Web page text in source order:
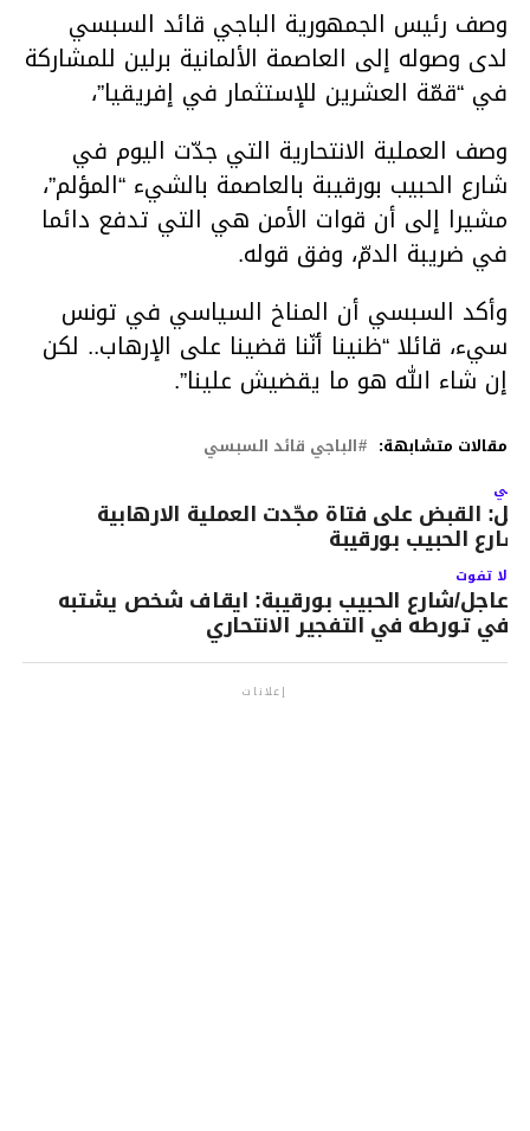
وصف رئيس الجمهورية الباجي قائد السبسي
لدى وصوله إلى العاصمة الألمانية برلين للمشاركة
في “قمّة العشرين للإستثمار في إفريقيا”،
وصف العملية الانتحارية التي جدّت اليوم في
شارع الحبيب بورقيبة بالعاصمة بالشيء “المؤلم”،
مشيرا إلى أن قوات الأمن هي التي تدفع دائما
في ضريبة الدمّ، وفق قوله.
وأكد السبسي أن المناخ السياسي في تونس
سيء، قائلا “ظنينا أنّنا قضينا على الإرهاب.. لكن
إن شاء الله هو ما يقضيش علينا”.
مقالات متشابهة: الباجي قائد السبسي
القبض على فتاة مجّدت العملية الارهابية
الحبيب بورقيبة
لا تفوت
عاجل/شارع الحبيب بورقيبة: ايقاف شخص يشتبه
في تورطه في التفجير الانتحاري
إعلانات